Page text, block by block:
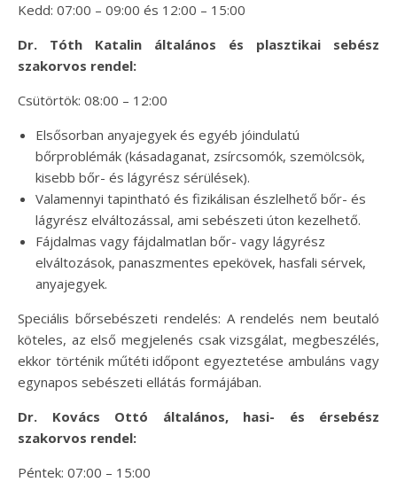
Kedd: 07:00 – 09:00 és 12:00 – 15:00
Dr. Tóth Katalin általános és plasztikai sebész
szakorvos rendel:
Csütörtök: 08:00 – 12:00
Elsősorban anyajegyek és egyéb jóindulatú
bőrproblémák (kásadaganat, zsírcsomók, szemölcsök,
kisebb bőr- és lágyrész sérülések).
Valamennyi tapintható és fizikálisan észlelhető bőr- és
lágyrész elváltozással, ami sebészeti úton kezelhető.
Fájdalmas vagy fájdalmatlan bőr- vagy lágyrész
elváltozások, panaszmentes epekövek, hasfali sérvek,
anyajegyek.
Speciális bőrsebészeti rendelés: A rendelés nem beutaló
köteles, az első megjelenés csak vizsgálat, megbeszélés,
ekkor történik műtéti időpont egyeztetése ambuláns vagy
egynapos sebészeti ellátás formájában.
Dr. Kovács Ottó általános, hasi- és érsebész
szakorvos rendel:
Péntek: 07:00 – 15:00